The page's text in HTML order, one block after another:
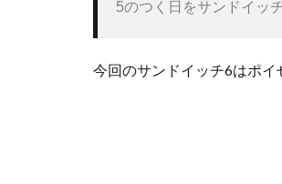
5のつく日をサンドイッ
今回のサンドイッチ6はポイ